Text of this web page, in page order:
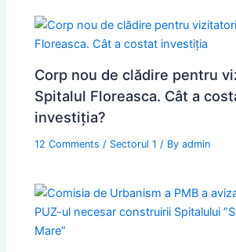
Corp nou de clădire pentru
Spitalul Floreasca. Cât a
investiţia?
12 Comments / Sectorul 1 / Byadmin